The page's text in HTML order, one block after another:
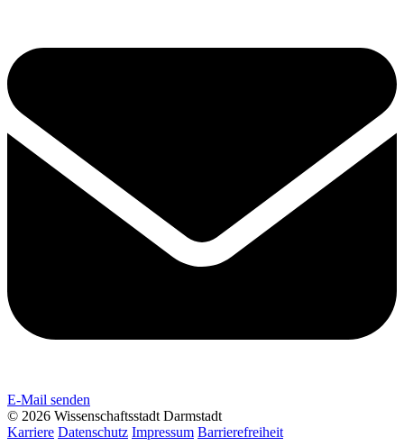
E-Mail senden
© 2026 Wissenschaftsstadt Darmstadt
Karriere Datenschutz Impressum Barrierefreiheit